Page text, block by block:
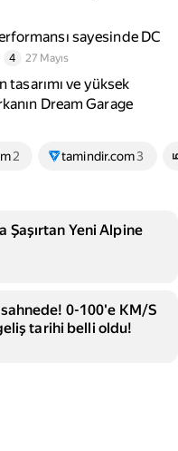
sayesinde DC
4 27 Mayıs
ve yüksek
Dream Garage
2 tamindir.com3
Şaşırtan Yeni Alpine
0-100'e KM/S
tarihi belli oldu!